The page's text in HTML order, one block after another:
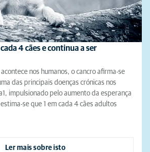
4 cães e continua a ser
nos humanos, o cancro afirma-se
das principais doenças crónicas nos
impulsionado pelo aumento da esperança
se que 1 em cada 4 cães adultos
Ler mais sobre isto